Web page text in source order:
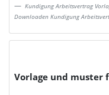
Kundigung Arbeitsvertrag
Downloaden Kundigung
Vorlage und muster